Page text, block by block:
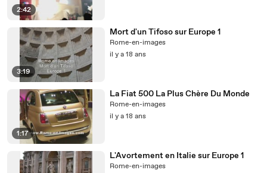
2:42
3:19
Mort d'un Tifoso sur Europe 1
Rome-en-images
il y a 18 ans
1:17
La Fiat 500 La Plus Chère Du Monde
Rome-en-images
il y a 18 ans
L'Avortement en Italie sur Europe 1
Rome-en-images